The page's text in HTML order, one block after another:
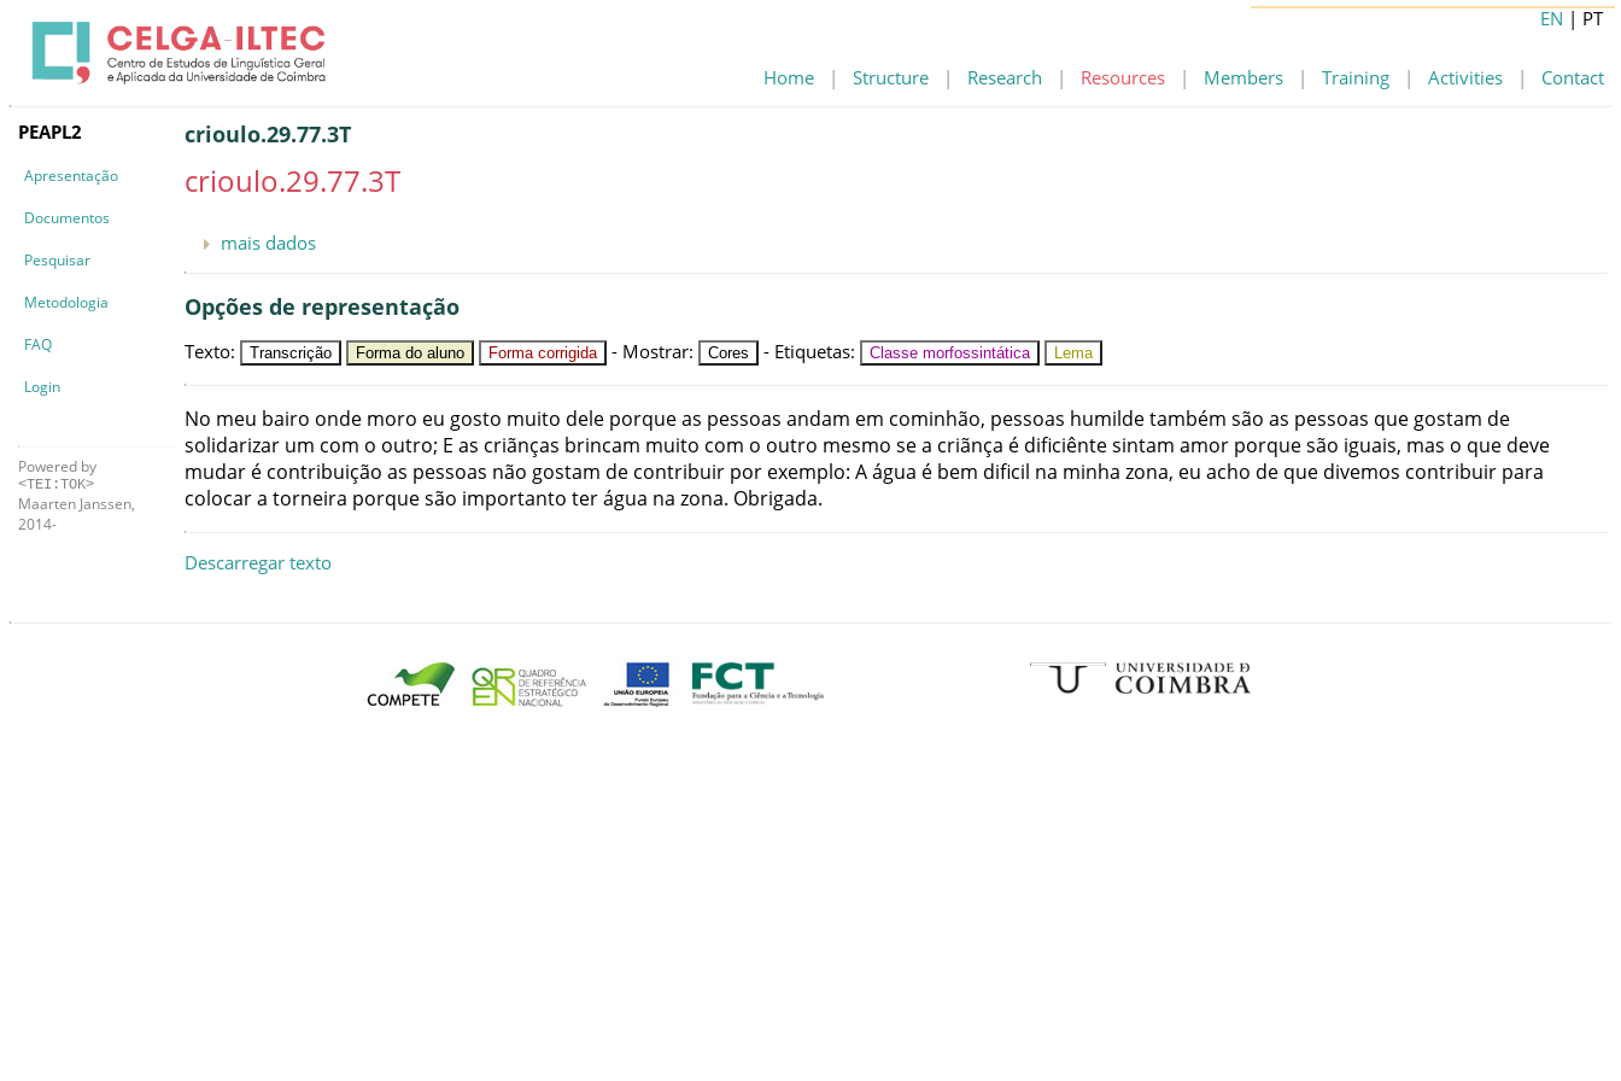
Home | Structure | Research | Resources | Members | Training | Activities | Contact
EN | PT
PEAPL2
Apresentação
Documentos
Pesquisar
Metodologia
FAQ
Login
Powered by
<TEI:TOK>
Maarten Janssen,
2014-
crioulo.29.77.3T
crioulo.29.77.3T
mais dados
Opções de representação
Texto: Transcrição Forma do aluno Forma corrigida - Mostrar: Cores - Etiquetas: Classe morfossintática Lema
No meu bairo onde moro eu gosto muito dele porqueas pessoas andam em cominhão, pessoas humildetambém são as pessoas que gostam de
solidarizar um com o outro; E as criãnças brincam muito com o outro mesmo sea criãnça é dificiêntesintam amor porquesão iguais, mas o que deve
mudar é contribuição as pessoas não gostam de contribuir por exemplo: Aágua é bem dificil na minha zona, eu acho de que divemos contribuir para
colocara torneira porquesão importanto terágua na zona. Obrigada.
Descarregar texto